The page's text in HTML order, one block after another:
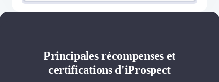
Principales récompenses et
certifications d'iProspect